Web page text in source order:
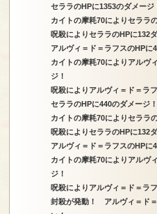
セララのHPに1353のダメージ
カイトの摩耗70によりセララ
呪殺によりセララのHPに132
アルヴィ＝ド＝ラフスのHPに
カイトの摩耗70によりアルヴ
ジ！
呪殺によりアルヴィ＝ド＝ラ
セララのHPに440のダメージ！
カイトの摩耗70によりセララ
呪殺によりセララのHPに132
アルヴィ＝ド＝ラフスのHPに
カイトの摩耗70によりアルヴ
ジ！
呪殺によりアルヴィ＝ド＝ラ
封殺が発動！ アルヴィ＝ド